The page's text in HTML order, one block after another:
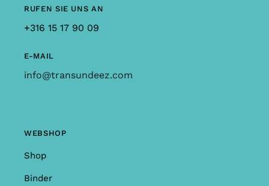
RUFEN SIE UNS AN
+316 15 17 90 09
E-MAIL
info@transundeez.com
WEBSHOP
Shop
Binder